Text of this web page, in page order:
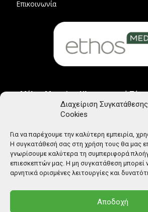
Διαχείριση Συγκατάθεσης
Cookies
Για να παρέχουμε την καλύτερη εμπειρία,
Η συγκατάθεσή σας στη χρήση τους θα μας
γνωρίσουμε καλύτερα τη συμπεριφορά
επιεσκεπτών μας. Η μη συγκατάθεση μπορεί
αρνητικά ορισμένες λειτουργίες και
Αποδοχή
Επικοινωνία
Μέλος Μητρώου Ηλεκτρονικού